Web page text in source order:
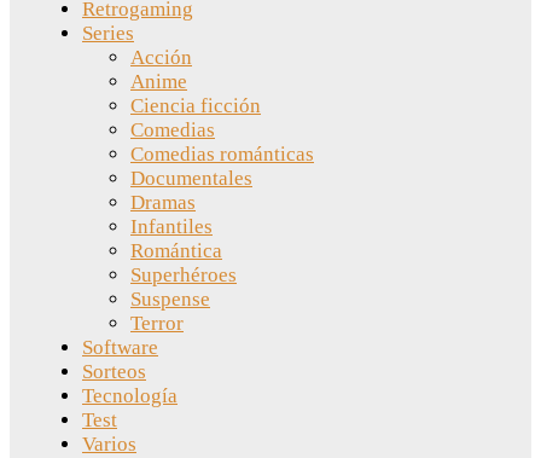
Retrogaming
Series
Acción
Anime
Ciencia ficción
Comedias
Comedias románticas
Documentales
Dramas
Infantiles
Romántica
Superhéroes
Suspense
Terror
Software
Sorteos
Tecnología
Test
Varios